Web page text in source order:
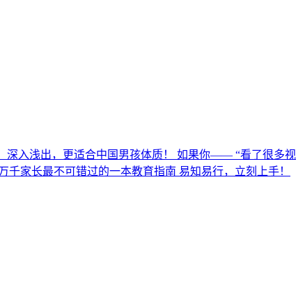
深入浅出，更适合中国男孩体质！ 如果你—— “看了很多视
家长最不可错过的一本教育指南 易知易行，立刻上手！